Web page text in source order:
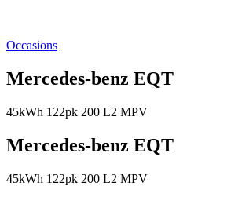
Occasions
Mercedes-benz EQT
45kWh 122pk 200 L2 MPV
Mercedes-benz EQT
45kWh 122pk 200 L2 MPV